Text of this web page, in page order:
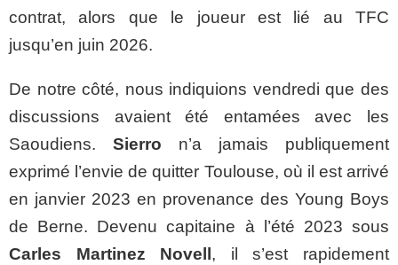
contrat, alors que le joueur est lié au TFC
jusqu’en juin 2026.
De notre côté, nous indiquions vendredi que des
discussions avaient été entamées avec les
Saoudiens. Sierro n’a jamais publiquement
exprimé l’envie de quitter Toulouse, où il est arrivé
en janvier 2023 en provenance des Young Boys
de Berne. Devenu capitaine à l’été 2023 sous
Carles Martinez Novell , il s’est rapidement